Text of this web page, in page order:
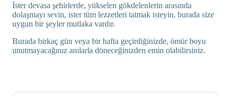
İster devasa şehirlerde, yükselen gökdelenlerin arasında
dolaşmayı sevin, ister tüm lezzetleri tatmak isteyin, burada size
uygun bir şeyler mutlaka vardır.
Burada birkaç gün veya bir hafta geçirdiğinizde, ömür boyu
unutmayacağınız anılarla döneceğinizden emin olabilirsiniz.